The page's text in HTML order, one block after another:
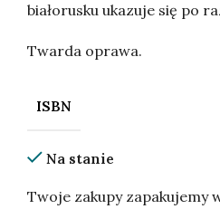
białorusku ukazuje się po
Twarda oprawa.
ISBN
Na stanie
Twoje zakupy zapakujemy